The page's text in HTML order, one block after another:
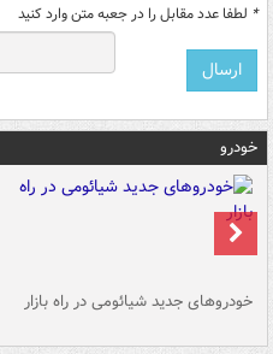
* لطفا عدد مقابل را در جعبه متن وارد کنید
خودرو
خودروهای جدید شیائومی در راه بازار